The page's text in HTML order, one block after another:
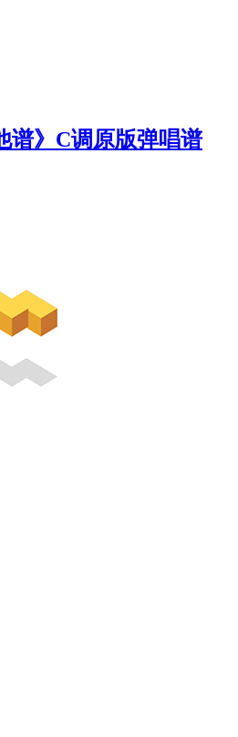
谱》C调原版弹唱谱